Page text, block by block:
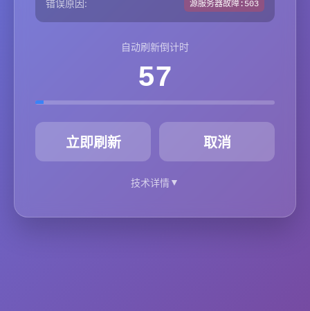
错误原因: 源服务器故障:503
自动刷新倒计时
57
立即刷新 取消
技术详情▼